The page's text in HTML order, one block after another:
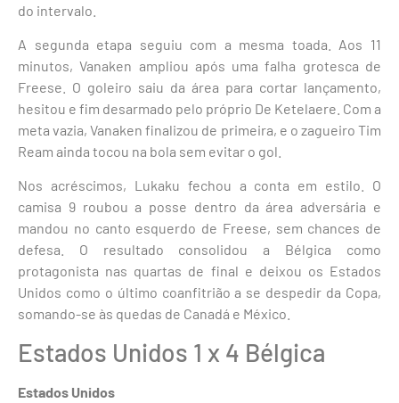
do intervalo.
A segunda etapa seguiu com a mesma toada. Aos 11
minutos, Vanaken ampliou após uma falha grotesca de
Freese. O goleiro saiu da área para cortar lançamento,
hesitou e fim desarmado pelo próprio De Ketelaere. Com a
meta vazia, Vanaken finalizou de primeira, e o zagueiro Tim
Ream ainda tocou na bola sem evitar o gol.
Nos acréscimos, Lukaku fechou a conta em estilo. O
camisa 9 roubou a posse dentro da área adversária e
mandou no canto esquerdo de Freese, sem chances de
defesa. O resultado consolidou a Bélgica como
protagonista nas quartas de final e deixou os Estados
Unidos como o último coanfitrião a se despedir da Copa,
somando-se às quedas de Canadá e México.
Estados Unidos 1 x 4 Bélgica
Estados Unidos